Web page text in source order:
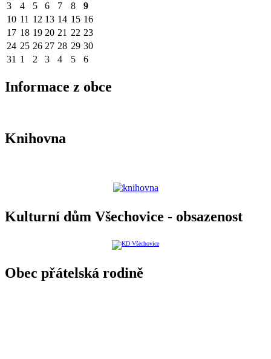
3
4 5 6 7 8
9
10 11 12 13 14 15 16
17 18 19 20 21 22 23
24 25 26 27 28 29 30
31 1 2 3 4 5 6
Informace z obce
Knihovna
Kulturní dům Všechovice - obsazenost
Obec přátelská rodině